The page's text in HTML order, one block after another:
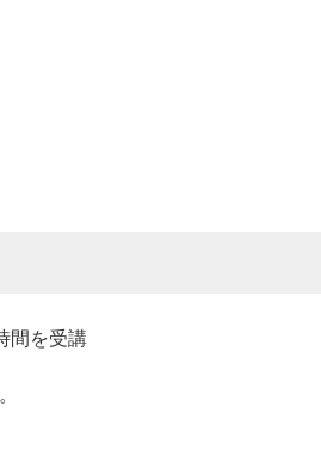
間を受講